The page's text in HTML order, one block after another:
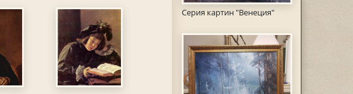
Серия картин "Венеция"